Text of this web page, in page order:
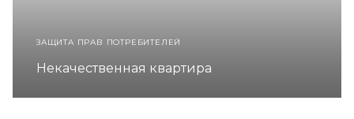
ЗАЩИТА ПРАВ ПОТРЕБИТЕЛЕЙ
Некачественная квартира